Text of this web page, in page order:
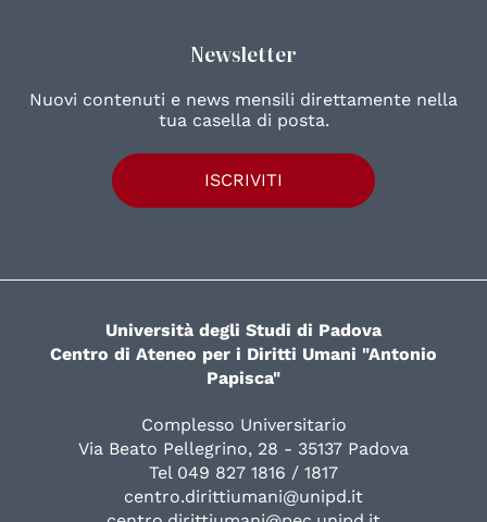
Newsletter
Nuovi contenuti e news mensili direttamente nella
tua casella di posta.
ISCRIVITI
Università degli Studi di Padova
Centro di Ateneo per i Diritti Umani "Antonio
Papisca"
Complesso Universitario
Via Beato Pellegrino, 28 - 35137 Padova
Tel 049 827 1816 / 1817
centro.dirittiumani@unipd.it